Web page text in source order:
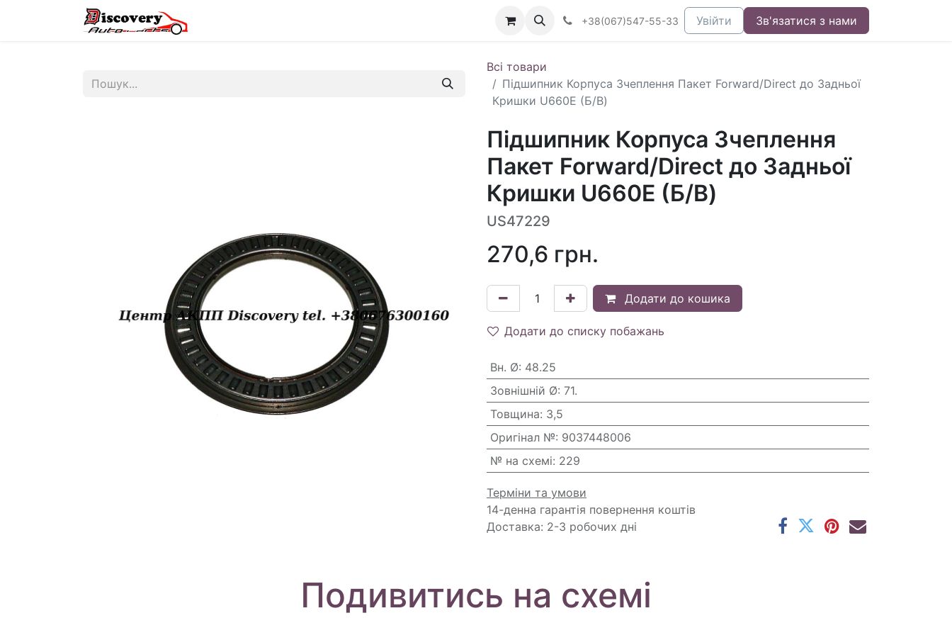
+38(067)547-55-33 Увійти Зв'язатися з нами
Всі товари
Підшипник Корпуса Зчеплення Пакет Forward/Direct до Задньої
Кришки U660E (Б/В)
Підшипник Корпуса Зчеплення
Пакет Forward/Direct до Задньої
Кришки U660E (Б/В)
US47229
270,6 грн.
Додати до кошика
Додати до списку побажань
Вн. Ø: 48.25
Зовнішній Ø: 71.
Товщина: 3,5
Оригінал №: 9037448006
№ на схемі: 229
Терміни та умови
14-денна гарантія повернення коштів
Доставка: 2-3 робочих дні
Подивитись на схемі